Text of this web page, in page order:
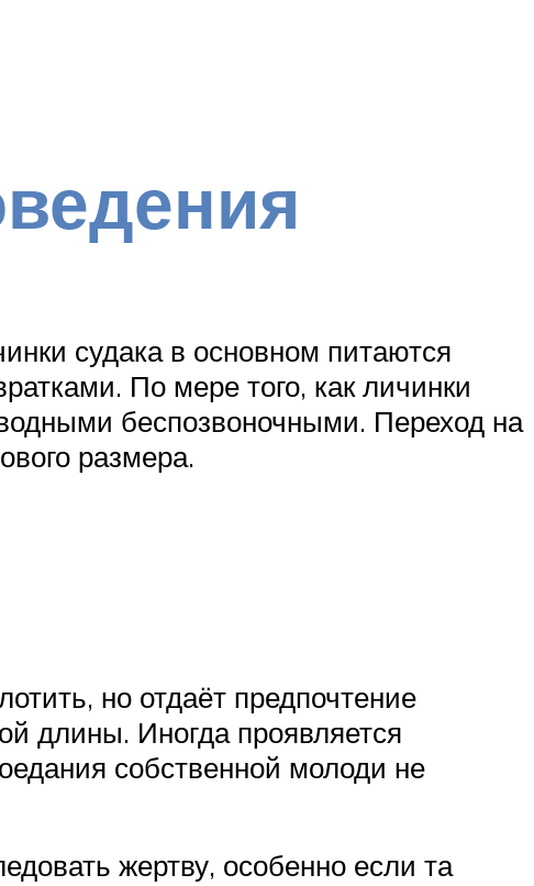
судака в основном питаются
По мере того, как личинки
беспозвоночными. Переход на
размера.
но отдаёт предпочтение
длины. Иногда проявляется
собственной молоди не
жертву, особенно если та